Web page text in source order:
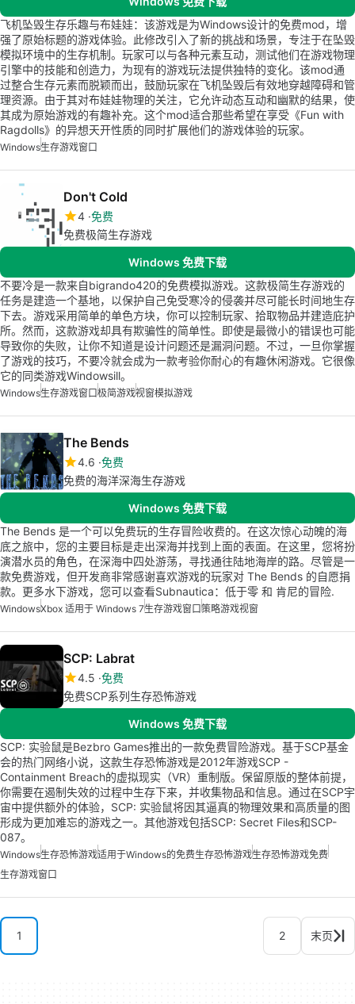
飞机坠毁生存乐趣与布娃娃：该游戏是为Windows设计的免费mod，增
强了原始标题的游戏体验。此修改引入了新的挑战和场景，专注于在坠毁
模拟环境中的生存机制。玩家可以与各种元素互动，测试他们在游戏物理
引擎中的技能和创造力，为现有的游戏玩法提供独特的变化。该mod通
过整合生存元素而脱颖而出，鼓励玩家在飞机坠毁后有效地穿越障碍和管
理资源。由于其对布娃娃物理的关注，它允许动态互动和幽默的结果，使
其成为原始游戏的有趣补充。这个mod适合那些希望在享受《Fun with
Ragdolls》的异想天开性质的同时扩展他们的游戏体验的玩家。
Windows生存游戏窗口
Don't Cold
4 免费
免费极简生存游戏
Windows 免费下载
不要冷是一款来自bigrando420的免费模拟游戏。这款极简生存游戏的
任务是建造一个基地，以保护自己免受寒冷的侵袭并尽可能长时间地生存
下去。游戏采用简单的单色方块，你可以控制玩家、拾取物品并建造庇护
所。然而，这款游戏却具有欺骗性的简单性。即使是最微小的错误也可能
导致你的失败，让你不知道是设计问题还是漏洞问题。不过，一旦你掌握
了游戏的技巧，不要冷就会成为一款考验你耐心的有趣休闲游戏。它很像
它的同类游戏Windowsill。
Windows生存游戏窗口极简游戏视窗模拟游戏
The Bends
4.6 免费
免费的海洋深海生存游戏
Windows 免费下载
The Bends 是一个可以免费玩的生存冒险收费的。在这次惊心动魄的海
底之旅中，您的主要目标是走出深海并找到上面的表面。在这里，您将扮
演潜水员的角色，在深海中四处游荡，寻找通往陆地海岸的路。尽管是一
款免费游戏，但开发商非常感谢喜欢游戏的玩家对 The Bends 的自愿捐
款。更多水下游戏，您可以查看Subnautica：低于零 和 肯尼的冒险.
WindowsXbox 适用于 Windows 7生存游戏窗口策略游戏视窗
SCP: Labrat
4.5 免费
免费SCP系列生存恐怖游戏
Windows 免费下载
SCP: 实验鼠是Bezbro Games推出的一款免费冒险游戏。基于SCP基金
会的热门网络小说，这款生存恐怖游戏是2012年游戏SCP -
Containment Breach的虚拟现实（VR）重制版。保留原版的整体前提，
你需要在遏制失效的过程中生存下来，并收集物品和信息。通过在SCP宇
宙中提供额外的体验，SCP: 实验鼠将因其逼真的物理效果和高质量的图
形成为更加难忘的游戏之一。其他游戏包括SCP: Secret Files和SCP-
087。
Windows生存恐怖游戏适用于Windows的免费生存恐怖游戏生存恐怖游戏免费
生存游戏窗口
1 2 末页